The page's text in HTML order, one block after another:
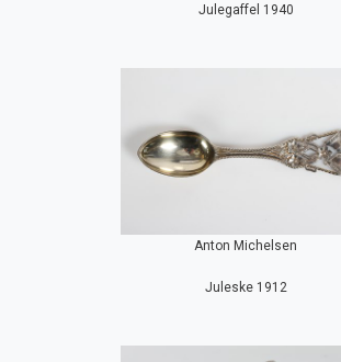
Julegaffel 1940
Anton Michelsen
Juleske 1912